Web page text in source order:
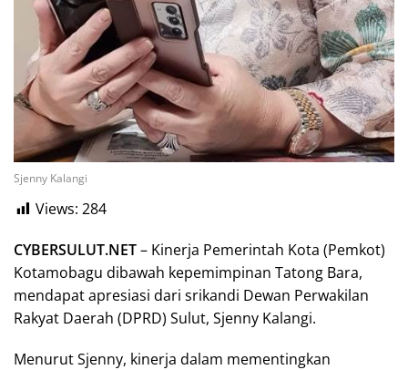
Sjenny Kalangi
Views: 284
CYBERSULUT.NET– Kinerja Pemerintah Kota (Pemkot)
Kotamobagu dibawah kepemimpinan Tatong Bara,
mendapat apresiasi dari srikandi Dewan Perwakilan
Rakyat Daerah (DPRD) Sulut, Sjenny Kalangi.
Menurut Sjenny, kinerja dalam mementingkan